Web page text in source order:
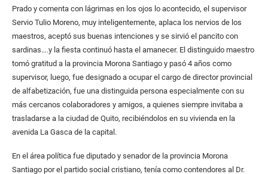
Prado y comenta con lágrimas en los ojos lo acontecido, el supervisor
Servio Tulio Moreno, muy inteligentemente, aplaca los nervios de los
maestros, aceptó sus buenas intenciones y se sirvió el pancito con
sardinas….y la fiesta continuó hasta el amanecer. El distinguido maestro
tomó gratitud a la provincia Morona Santiago y pasó 4 años como
supervisor, luego, fue designado a ocupar el cargo de director provincial
de alfabetización, fue una distinguida persona especialmente con su
más cercanos colaboradores y amigos, a quienes siempre invitaba a
trasladarse a la ciudad de Quito, recibiéndolos en su vivienda en la
avenida La Gasca de la capital.
En el área política fue diputado y senador de la provincia Morona
Santiago por el partido social cristiano, tenía como contendores al Dr.